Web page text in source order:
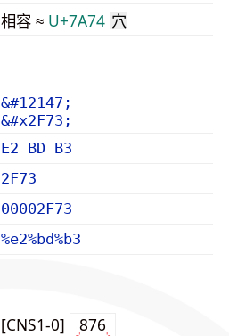
相容 ≈ U+7A74 穴
&#12147;
&#x2F73;
E2 BD B3
2F73
00002F73
%e2%bd%b3
[CNS1-0] 876